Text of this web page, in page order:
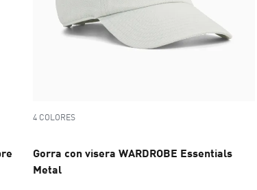
4 COLORES
Gorra con visera WARDROBE Essentials
Metal